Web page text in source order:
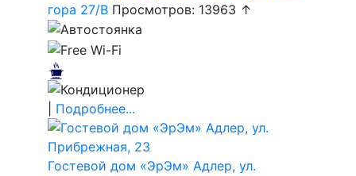
гора 27/В Просмотров: 13963 ↑
Подробнее...
Гостевой дом «ЭрЭм» Адлер, ул.